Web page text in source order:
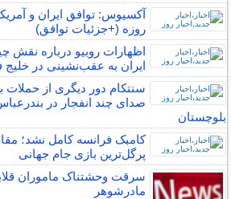
روزه (+جزئیات توافق)
اظهارات روبیو درباره نقش
ایران به عقب‌نشینی در
سنتکام دور دیگری از حملات
صدای چند انفجار در
بلوچستان
کامبک فرانسه کامل نشد؛
پرگل‌ترین بازی جام جهانی
سرقت وحشتناک ماموران
مادرشوهر